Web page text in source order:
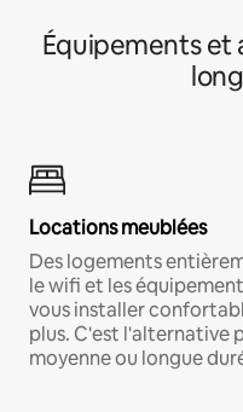
Équipements et
Locations meublées
Des logements
le wifi et les
vous installer
plus. C'est l'alternative
moyenne ou longue